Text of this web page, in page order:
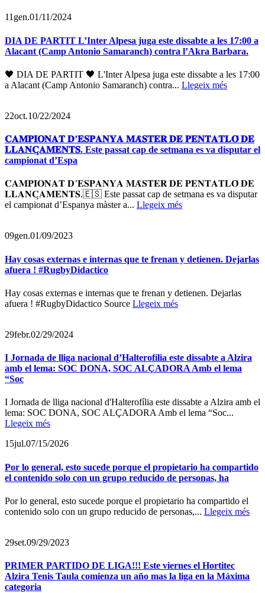
11 gen.01/11/2024
DIA DE PARTIT L’Inter Alpesa juga este dissabte a les 17:00 a
Alacant (Camp Antonio Samaranch) contra l’Akra Barbara.
🖤 DIA DE PARTIT 🖤 L'Inter Alpesa juga este dissabte a les 17:00
a Alacant (Camp Antonio Samaranch) contra... Llegeix més
22oct.10/22/2024
𝐂𝐀𝐌𝐏𝐈𝐎𝐍𝐀𝐓 𝐃’𝐄𝐒𝐏𝐀𝐍𝐘𝐀 𝐌𝐀̀𝐒𝐓𝐄𝐑 𝐃𝐄 𝐏𝐄𝐍𝐓𝐀𝐓𝐋𝐎́ 𝐃𝐄
𝐋𝐋𝐀𝐍𝐂̧𝐀𝐌𝐄𝐍𝐓𝐒. Este passat cap de setmana es va disputar el
campionat d’Espa
𝐂𝐀𝐌𝐏𝐈𝐎𝐍𝐀𝐓 𝐃’𝐄𝐒𝐏𝐀𝐍𝐘𝐀 𝐌𝐀̀𝐒𝐓𝐄𝐑 𝐃𝐄 𝐏𝐄𝐍𝐓𝐀𝐓𝐋𝐎́ 𝐃𝐄
𝐋𝐋𝐀𝐍𝐂̧𝐀𝐌𝐄𝐍𝐓𝐒.🇪🇸 Este passat cap de setmana es va disputar
el campionat d’Espanya màster a... Llegeix més
09gen.01/09/2023
Hay cosas externas e internas que te frenan y detienen. Dejarlas
afuera ! #RugbyDidactico
Hay cosas externas e internas que te frenan y detienen. Dejarlas
afuera ! #RugbyDidactico Source Llegeix més
29febr.02/29/2024
I Jornada de lliga nacional d’Halterofília este dissabte a Alzira
amb el lema: SOC DONA, SOC ALÇADORA Amb el lema
“Soc
I Jornada de lliga nacional d'Halterofília este dissabte a Alzira amb el
lema: SOC DONA, SOC ALÇADORA Amb el lema “Soc...
Llegeix més
15jul.07/15/2026
Por lo general, esto sucede porque el propietario ha compartido
el contenido solo con un grupo reducido de personas, ha
Por lo general, esto sucede porque el propietario ha compartido el
contenido solo con un grupo reducido de personas,... Llegeix més
29set.09/29/2023
PRIMER PARTIDO DE LIGA!!! Este viernes el Hortitec
Alzira Tenis Taula comienza un año mas la liga en la Máxima
categoria